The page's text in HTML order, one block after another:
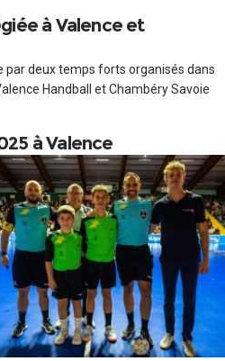
à Valence et
par deux temps forts organisés dans
Handball et Chambéry Savoie
à Valence